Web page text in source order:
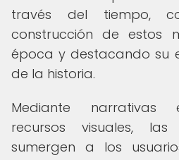
través del tiempo,
construcción de estos
época y destacando su
de la historia.
Mediante narrativas
recursos visuales,
sumergen a los